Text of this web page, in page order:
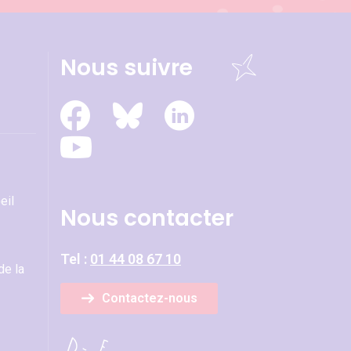
la
Nous suivre
Nous contacter
Tel : 01 44 08 67 10
Contactez-nous